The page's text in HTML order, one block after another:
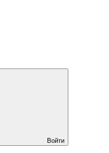
Войти